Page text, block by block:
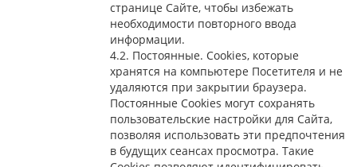
странице Сайте, чтобы избежать
необходимости повторного ввода
информации.
4.2. Постоянные. Сookies, которые
хранятся на компьютере Посетителя и не
удаляются при закрытии браузера.
Постоянные Сookies могут сохранять
пользовательские настройки для Сайта,
позволяя использовать эти предпочтения
в будущих сеансах просмотра. Такие